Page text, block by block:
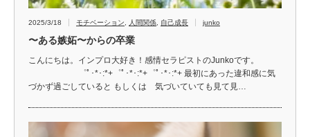
2025/3/18 モチベーション 人間関係 自己成長 junko
〜ある嫉妬〜からの卒業
こんにちは。インプロ大好き！感情セラピストのJunkoです。
゜ﾟ･*･:*+゜ﾟ･*･:*+゜ﾟ･*･:*+ 最初にあった違和感に気
づかず過ごしていると もしくは 気づいていても見て見…